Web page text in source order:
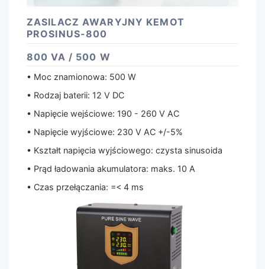
ZASILACZ AWARYJNY KEMOT
PROSINUS-800
800 VA / 500 W
• Moc znamionowa: 500 W
• Rodzaj baterii: 12 V DC
• Napięcie wejściowe: 190 - 260 V AC
• Napięcie wyjściowe: 230 V AC +/-5%
• Kształt napięcia wyjściowego: czysta sinusoida
• Prąd ładowania akumulatora: maks. 10 A
• Czas przełączania: =< 4 ms